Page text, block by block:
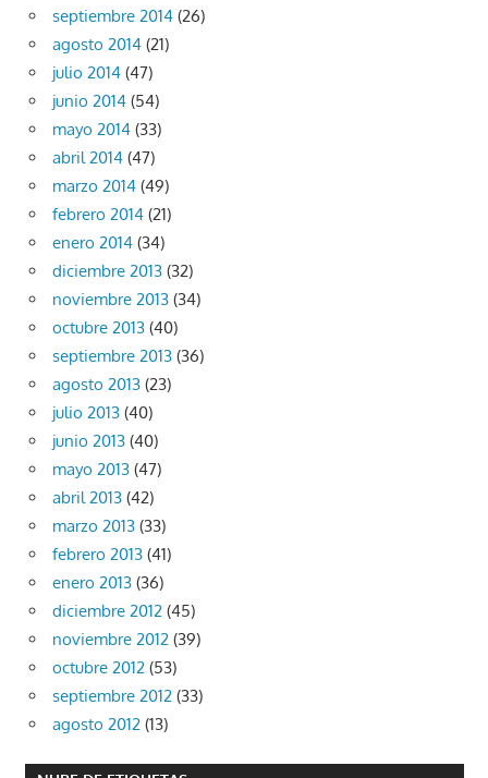
septiembre 2014 (26)
agosto 2014 (21)
julio 2014 (47)
junio 2014 (54)
mayo 2014 (33)
abril 2014 (47)
marzo 2014 (49)
febrero 2014 (21)
enero 2014 (34)
diciembre 2013 (32)
noviembre 2013 (34)
octubre 2013 (40)
septiembre 2013 (36)
agosto 2013 (23)
julio 2013 (40)
junio 2013 (40)
mayo 2013 (47)
abril 2013 (42)
marzo 2013 (33)
febrero 2013 (41)
enero 2013 (36)
diciembre 2012 (45)
noviembre 2012 (39)
octubre 2012 (53)
septiembre 2012 (33)
agosto 2012 (13)